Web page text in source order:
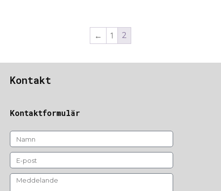
← 1 2
Kontakt
Kontaktformulär